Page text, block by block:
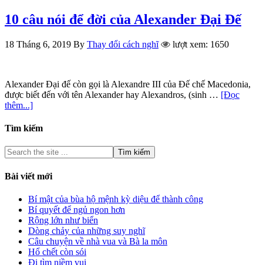
10 câu nói để đời của Alexander Đại Đế
18 Tháng 6, 2019 By Thay đổi cách nghĩ lượt xem: 1650
Alexander Đại đế còn gọi là Alexandre III của Đế chế Macedonia,
được biết đến với tên Alexander hay Alexandros, (sinh … [Đọc
thêm...]
Tìm kiếm
Bài viết mới
Bí mật của bùa hộ mệnh kỳ diệu để thành công
Bí quyết để ngủ ngon hơn
Rộng lớn như biển
Dòng chảy của những suy nghĩ
Câu chuyện về nhà vua và Bà la môn
Hổ chết còn sói
Đi tìm niềm vui